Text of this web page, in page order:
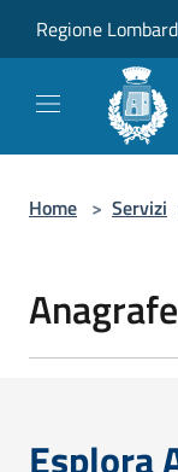
Regione
Home > Servizi
Esplora